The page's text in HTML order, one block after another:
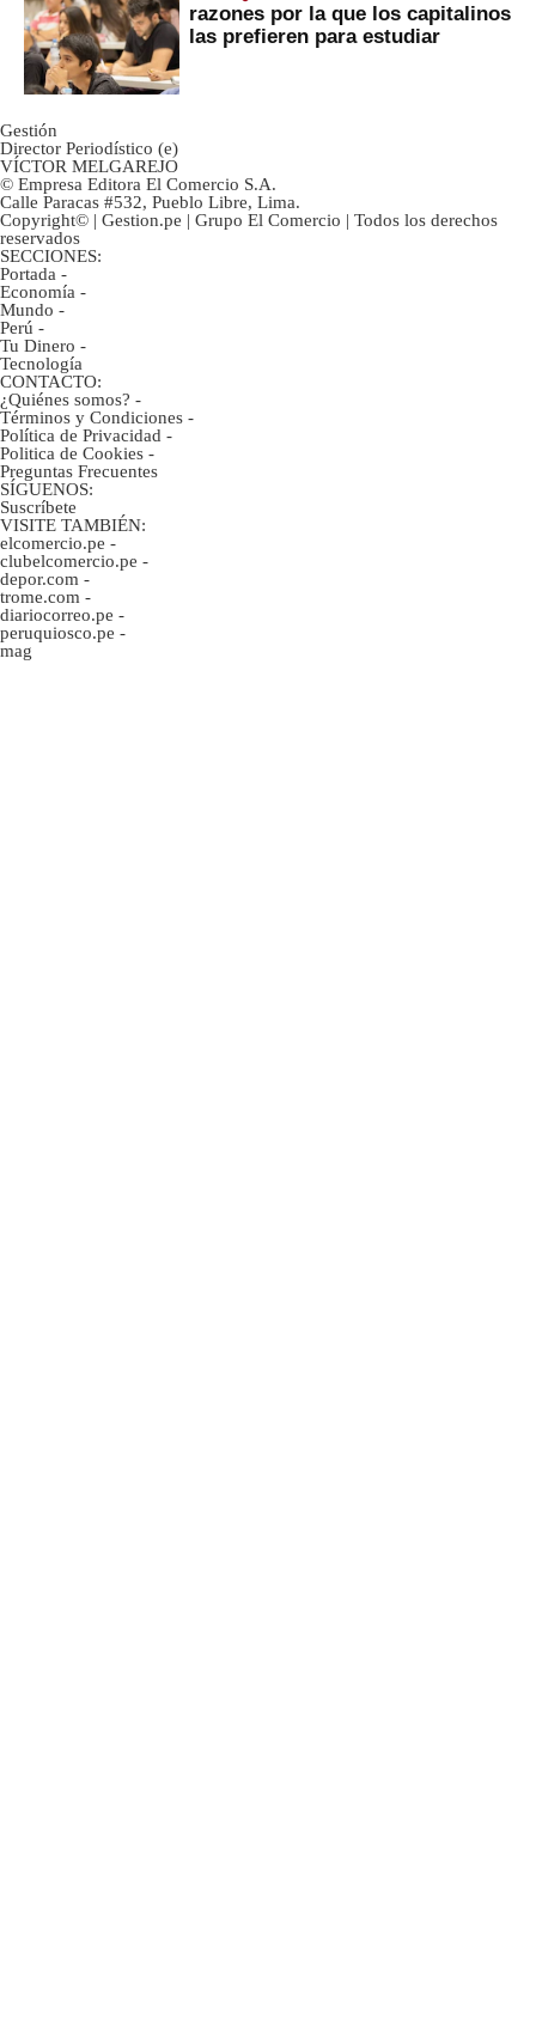
razones por la que los capitalinos
las prefieren para estudiar
Gestión
Director Periodístico (e)
VÍCTOR MELGAREJO
© Empresa Editora El Comercio S.A.
Calle Paracas #532, Pueblo Libre, Lima.
Copyright© | Gestion.pe | Grupo El Comercio | Todos los derechos
reservados
SECCIONES:
Portada -
Economía -
Mundo -
Perú -
Tu Dinero -
Tecnología
CONTACTO:
¿Quiénes somos? -
Términos y Condiciones -
Política de Privacidad -
Politica de Cookies -
Preguntas Frecuentes
SÍGUENOS:
Suscríbete
VISITE TAMBIÉN:
elcomercio.pe -
clubelcomercio.pe -
depor.com -
trome.com -
diariocorreo.pe -
peruquiosco.pe -
mag